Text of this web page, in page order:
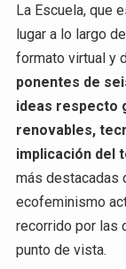
La Escuela, que
lugar a lo largo de
formato virtual y
ponentes de
ideas respecto
renovables,
implicación del
más destacadas
ecofeminismo
recorrido por las
punto de vista.